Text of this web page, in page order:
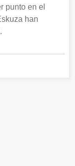
punto en el
han